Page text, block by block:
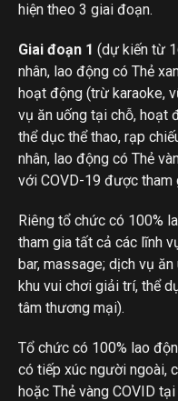
hiện theo 3 giai đoạn.
Giai đoạn 1 (dự kiến từ
nhân, lao động có Thẻ
hoạt động (trừ karaoke,
vụ ăn uống tại chỗ, hoạt
thể dục thể thao, rạp
nhân, lao động có Thẻ
với COVD-19 được
Riêng tổ chức có 100%
tham gia tất cả các lĩnh
bar, massage; dịch vụ
khu vui chơi giải trí, thể
tâm thương mại).
Tổ chức có 100% lao
có tiếp xúc người ngoài,
hoặc Thẻ vàng COVID